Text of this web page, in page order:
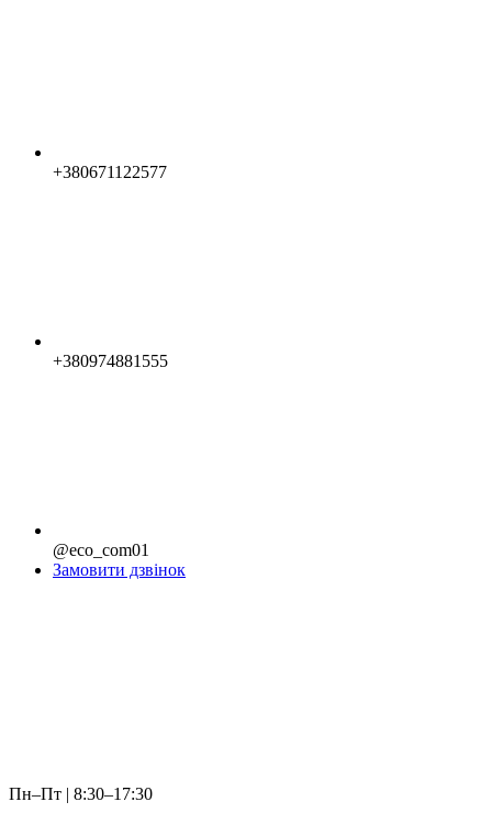
+380671122577
+380974881555
@eco_com01
Замовити дзвінок
Пн–Пт | 8:30–17:30